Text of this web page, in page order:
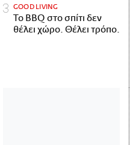
GOOD LIVING
Το BBQ στο σπίτι δεν
θέλει χώρο. Θέλει τρόπο.